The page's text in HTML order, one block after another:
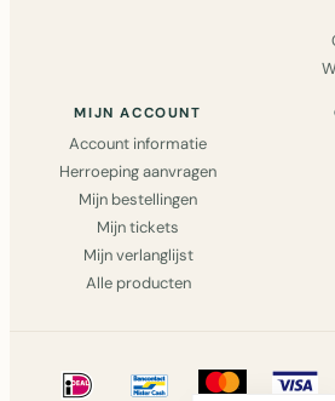
MIJN ACCOUNT
Account informatie
Herroeping aanvragen
Mijn bestellingen
Mijn tickets
Mijn verlanglijst
Alle producten